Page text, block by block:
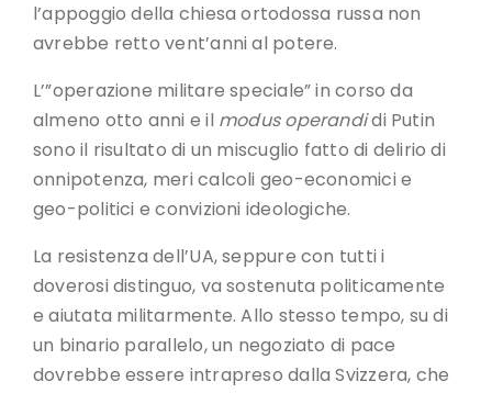
l’appoggio della chiesa ortodossa russa non
avrebbe retto vent’anni al potere.
L’”operazione militare speciale” in corso da
almeno otto anni e il modus operandidi Putin
sono il risultato di un miscuglio fatto di delirio di
onnipotenza, meri calcoli geo-economici e
geo-politici e convizioni ideologiche.
La resistenza dell’UA, seppure con tutti i
doverosi distinguo, va sostenuta politicamente
e aiutata militarmente. Allo stesso tempo, su di
un binario parallelo, un negoziato di pace
dovrebbe essere intrapreso dalla Svizzera, che